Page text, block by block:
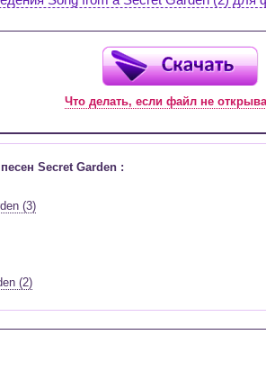
Что делать, если файл не
Secret Garden :
(3)
(2)